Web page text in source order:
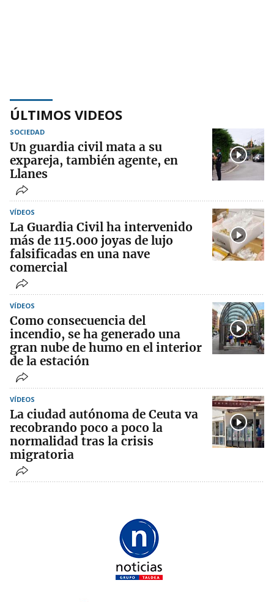
ÚLTIMOS VIDEOS
SOCIEDAD
Un guardia civil mata a su
expareja, también agente, en
Llanes
VÍDEOS
La Guardia Civil ha intervenido
más de 115.000 joyas de lujo
falsificadas en una nave
comercial
VÍDEOS
Como consecuencia del
incendio, se ha generado una
gran nube de humo en el interior
de la estación
VÍDEOS
La ciudad autónoma de Ceuta va
recobrando poco a poco la
normalidad tras la crisis
migratoria